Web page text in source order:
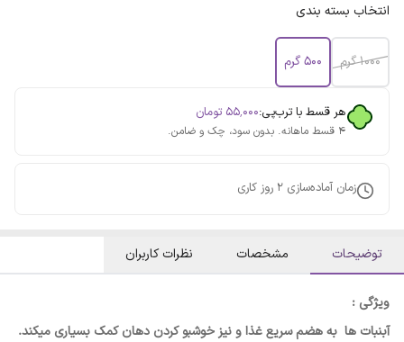
انتخاب بسته بندی
1000 گرم‌ 500 گرم
هر قسط با ترب‌پی:۵۵٬۰۰۰ تومان
۴ قسط ماهانه. بدون سود، چک و ضامن.
زمان آماده‌سازی 2 روز کاری
توضیحات مشخصات نظرات کاربران
ویژگی :
آبنبات ها به هضم سریع غذا و نیز خوشبو کردن دهان کمک بسیاری می­کند.